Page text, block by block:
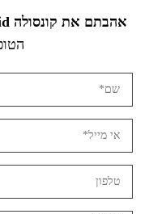
אהבתם את קונסולה Madrid? יש לכם שאלה?